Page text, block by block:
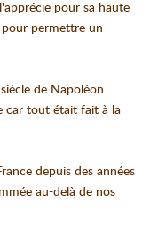
pour sa haute
pour permettre un
de Napoléon.
car tout était fait à la
depuis des années
au-delà de nos